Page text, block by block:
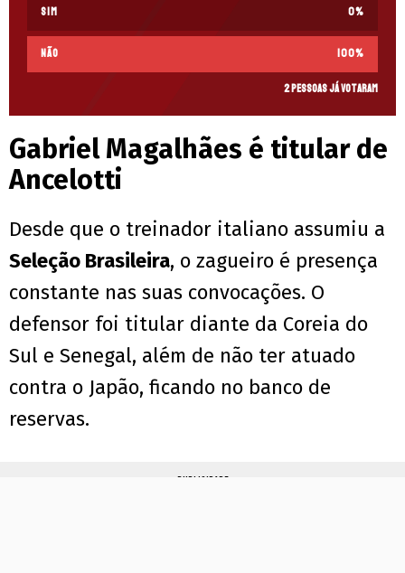
Sim 0%
Não 100%
2 pessoas já votaram
Gabriel Magalhães é titular de
Ancelotti
Desde que o treinador italiano assumiu a
Seleção Brasileira, o zagueiro é presença
constante nas suas convocações. O
defensor foi titular diante da Coreia do
Sul e Senegal, além de não ter atuado
contra o Japão, ficando no banco de
reservas.
PUBLICIDADE